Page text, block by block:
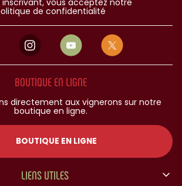
inscrivant, vous acceptez notre
de confidentialité
BOUTIQUE EN LIGNE
directement aux vignerons sur notre
boutique en ligne.
BOUTIQUE EN LIGNE
LIENS UTILES